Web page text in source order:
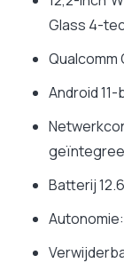
Glass 4-
Android
Batterij